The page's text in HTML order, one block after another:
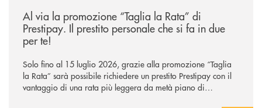
Al via la promozione “Taglia la Rata” di
Prestipay. Il prestito personale che si fa in due
per te!
Solo fino al 15 luglio 2026, grazie alla promozione “Taglia
la Rata” sarà possibile richiedere un prestito Prestipay con il
vantaggio di una rata più leggera da metà piano di